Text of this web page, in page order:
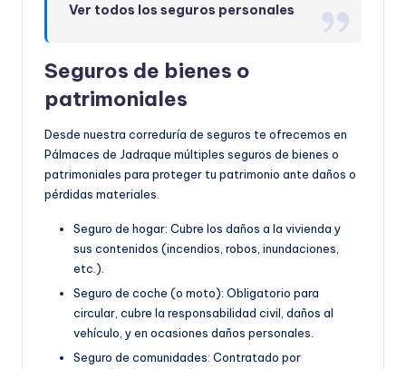
Ver todos los seguros personales
Seguros de bienes o
patrimoniales
Desde nuestra correduría de seguros te ofrecemos en
Pálmaces de Jadraque múltiples seguros de bienes o
patrimoniales para proteger tu patrimonio ante daños o
pérdidas materiales.
Seguro de hogar: Cubre los daños a la vivienda y
sus contenidos (incendios, robos, inundaciones,
etc.).
Seguro de coche (o moto): Obligatorio para
circular, cubre la responsabilidad civil, daños al
vehículo, y en ocasiones daños personales.
Seguro de comunidades: Contratado por